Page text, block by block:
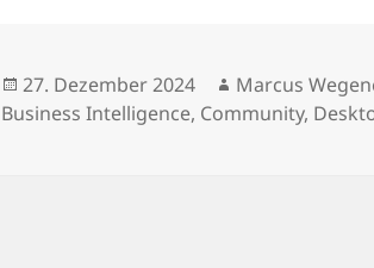
Veröffentlicht
am
27. Dezember 2024 Autor
Marcus
Business Intelligence, Community,